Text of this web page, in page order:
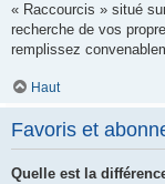
« Raccourcis » situé
recherche de vos
remplissez
Haut
Favoris et
Quelle est la